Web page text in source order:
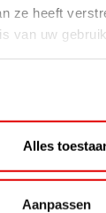
ze heeft
van uw
Alles
Aanpassen